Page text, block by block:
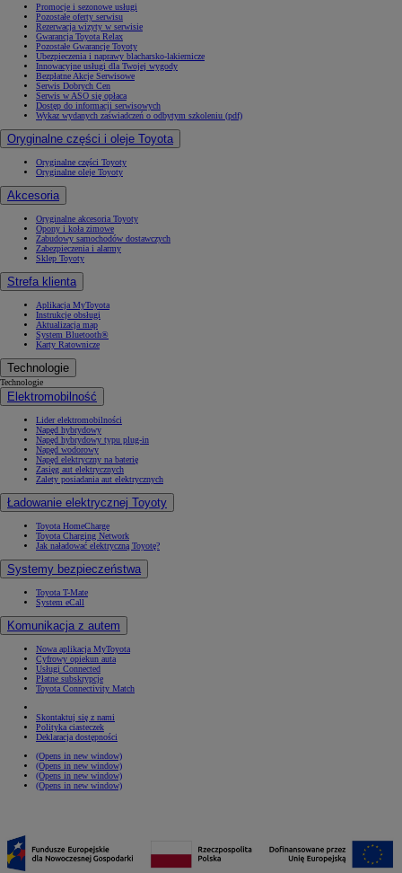
Promocje i sezonowe usługi
Pozostałe oferty serwisu
Rezerwacja wizyty w serwisie
Gwarancja Toyota Relax
Pozostałe Gwarancje Toyoty
Ubezpieczenia i naprawy blacharsko-lakiernicze
Innowacyjne usługi dla Twojej wygody
Bezpłatne Akcje Serwisowe
Serwis Dobrych Cen
Serwis w ASO się opłaca
Dostęp do informacji serwisowych
Wykaz wydanych zaświadczeń o odbytym szkoleniu (pdf)
Oryginalne części i oleje Toyota
Oryginalne części Toyoty
Oryginalne oleje Toyoty
Akcesoria
Oryginalne akcesoria Toyoty
Opony i koła zimowe
Zabudowy samochodów dostawczych
Zabezpieczenia i alarmy
Sklep Toyoty
Strefa klienta
Aplikacja MyToyota
Instrukcje obsługi
Aktualizacja map
System Bluetooth®
Karty Ratownicze
Technologie
Technologie
Elektromobilność
Lider elektromobilności
Napęd hybrydowy
Napęd hybrydowy typu plug-in
Napęd wodorowy
Napęd elektryczny na baterię
Zasięg aut elektrycznych
Zalety posiadania aut elektrycznych
Ładowanie elektrycznej Toyoty
Toyota HomeCharge
Toyota Charging Network
Jak naładować elektryczną Toyotę?
Systemy bezpieczeństwa
Toyota T-Mate
System eCall
Komunikacja z autem
Nowa aplikacja MyToyota
Cyfrowy opiekun auta
Usługi Connected
Płatne subskrypcje
Toyota Connectivity Match
Skontaktuj się z nami
Polityka ciasteczek
Deklaracja dostępności
(Opens in new window)
(Opens in new window)
(Opens in new window)
(Opens in new window)